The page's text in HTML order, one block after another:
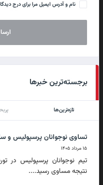
نام و آدرس ایمیل مرا برای درج
برجسته‌ترین خبرها
تازه‌ترین‌ها
تساوی نوجوانان پرسپولیس و
۱۵ مرداد ۱۴۰۵
تیم نوجوانان پرسپولیس در
نتیجه مساوی رسید....